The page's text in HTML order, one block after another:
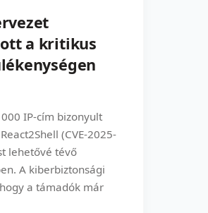
a kritikus
IP-cím bizonyult
(CVE-2025-
lehetővé tévő
A kiberbiztonsági
a támadók már